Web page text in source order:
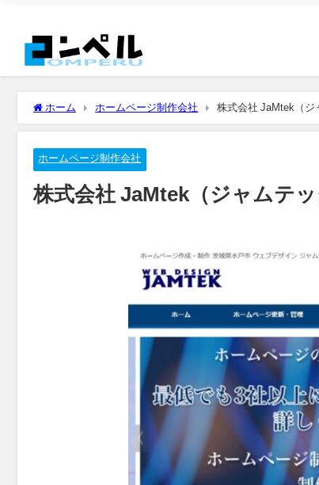
ホーム ホームページ制作会社 株式会社 JaMtek（ジ
ホームページ制作会社
株式会社 JaMtek（ジャムテッ